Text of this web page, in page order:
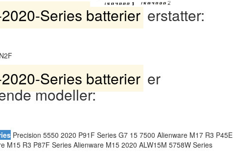
Series batterier erstatter:
Series batterier er
modeller:
Precision 5550 2020 P91F Series G7 15 7500 Alienware M17 R3 P45E
M15 R3 P87F Series Alienware M15 2020 ALW15M 5758W Series